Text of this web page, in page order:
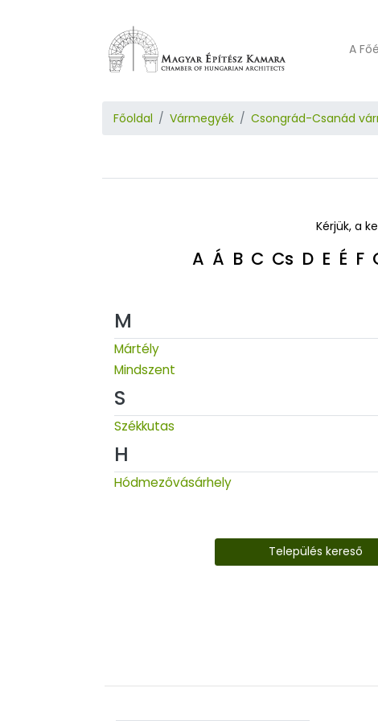
A
Főoldal Vármegyék Csongrád-Csanád
Kérjük, a
A Á B C Cs D E É F
M
Mártély
Mindszent
S
Székkutas
H
Hódmezővásárhely
Település kereső